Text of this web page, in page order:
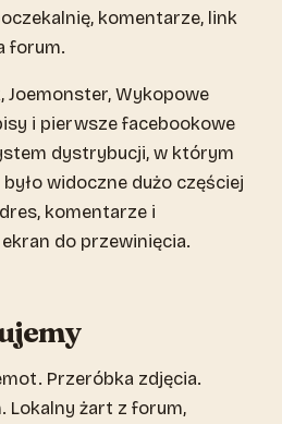
komentarze, link
forum.
Joemonster, Wykopowe
i pierwsze facebookowe
dystrybucji, w którym
widoczne dużo częściej
komentarze i
do przewinięcia.
Przeróbka zdjęcia.
Lokalny żart z forum,